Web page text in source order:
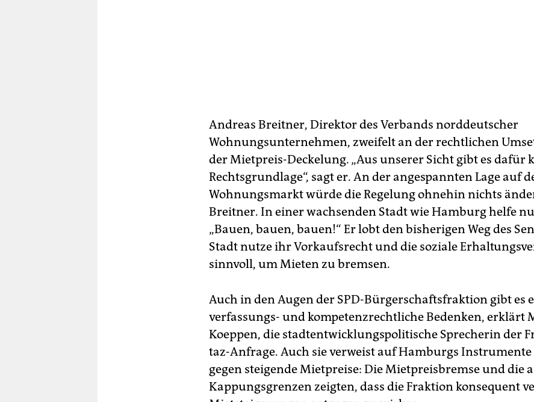
Andreas Breitner, Direktor des Verbands norddeutscher
Wohnungsunternehmen, zweifelt an der rechtlichen
der Mietpreis-Deckelung. „Aus unserer Sicht gibt es dafür
Rechtsgrundlage“, sagt er. An der angespannten Lage auf
Wohnungsmarkt würde die Regelung ohnehin nichts
Breitner. In einer wachsenden Stadt wie Hamburg helfe
„Bauen, bauen, bauen!“ Er lobt den bisherigen Weg des
Stadt nutze ihr Vorkaufsrecht und die soziale
sinnvoll, um Mieten zu bremsen.
Auch in den Augen der SPD-Bürgerschaftsfraktion gibt es
verfassungs- und kompetenzrechtliche Bedenken, erklärt
Koeppen, die stadtentwicklungspolitische Sprecherin der
taz-Anfrage. Auch sie verweist auf Hamburgs
gegen steigende Mietpreise: Die Mietpreisbremse und die
Kappungsgrenzen zeigten, dass die Fraktion konsequent